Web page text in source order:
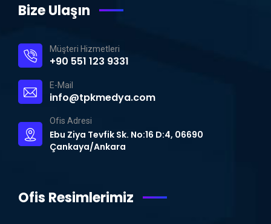
Bize Ulaşın
Müşteri Hizmetleri
+90 551 123 9331
E-Mail
info@tpkmedya.com
Ofis Adresi
Ebu Ziya Tevfik Sk. No:16 D:4, 06690
Çankaya/Ankara
Ofis Resimlerimiz